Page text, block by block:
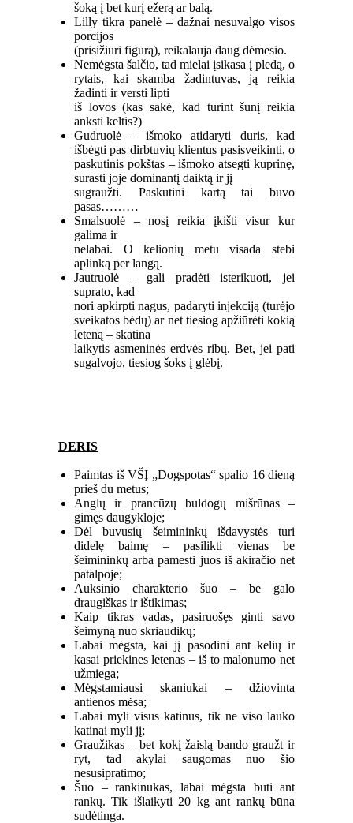
šoką į bet kurį ežerą ar balą.
Lilly tikra panelė – dažnai nesuvalgo visos
porcijos
(prisižiūri figūrą), reikalauja daug dėmesio.
Nemėgsta šalčio, tad mielai įsikasa į pledą, o
rytais, kai skamba žadintuvas, ją reikia
žadinti ir versti lipti
iš lovos (kas sakė, kad turint šunį reikia
anksti keltis?)
Gudruolė – išmoko atidaryti duris, kad
išbėgti pas dirbtuvių klientus pasisveikinti, o
paskutinis pokštas – išmoko atsegti kuprinę,
surasti joje dominantį daiktą ir jį
sugraužti. Paskutini kartą tai buvo
pasas………
Smalsuolė – nosį reikia įkišti visur kur
galima ir
nelabai. O kelionių metu visada stebi
aplinką per langą.
Jautruolė – gali pradėti isterikuoti, jei
suprato, kad
nori apkirpti nagus, padaryti injekciją (turėjo
sveikatos bėdų) ar net tiesiog apžiūrėti kokią
leteną – skatina
laikytis asmeninės erdvės ribų. Bet, jei pati
sugalvojo, tiesiog šoks į glėbį.
DERIS
Paimtas iš VŠĮ „Dogspotas“ spalio 16 dieną
prieš du metus;
Anglų ir prancūzų buldogų mišrūnas –
gimęs daugykloje;
Dėl buvusių šeimininkų išdavystės turi
didelę baimę – pasilikti vienas be
šeimininkų arba pamesti juos iš akiračio net
patalpoje;
Auksinio charakterio šuo – be galo
draugiškas ir ištikimas;
Kaip tikras vadas, pasiruošęs ginti savo
šeimyną nuo skriaudikų;
Labai mėgsta, kai jį pasodini ant kelių ir
kasai priekines letenas – iš to malonumo net
užmiega;
Mėgstamiausi skaniukai – džiovinta
antienos mėsa;
Labai myli visus katinus, tik ne viso lauko
katinai myli jį;
Graužikas – bet kokį žaislą bando graužt ir
ryt, tad akylai saugomas nuo šio
nesusipratimo;
Šuo – rankinukas, labai mėgsta būti ant
rankų. Tik išlaikyti 20 kg ant rankų būna
sudėtinga.